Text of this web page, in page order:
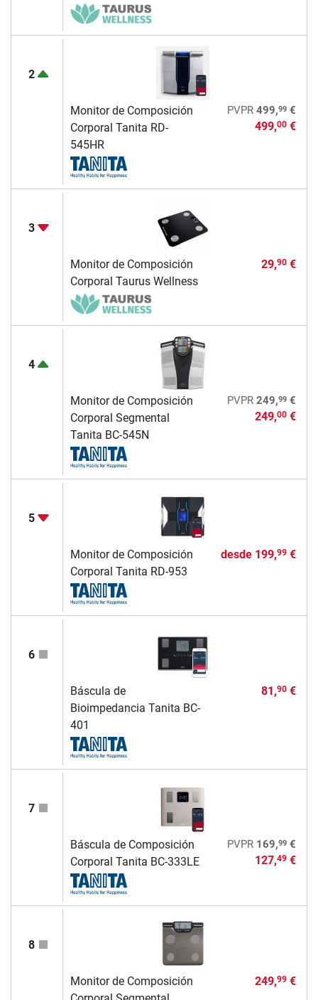
2
Monitor de Composición
Corporal Tanita RD-
545HR
PVPR 499,99€
499,00€
3
Monitor de Composición
Corporal Taurus Wellness
29,90€
4
Monitor de Composición
Corporal Segmental
Tanita BC-545N
PVPR 249,99€
249,00€
5
Monitor de Composición
Corporal Tanita RD-953
desde 199,99€
6
Báscula de
Bioimpedancia Tanita BC-
401
81,90€
7
Báscula de Composición
Corporal Tanita BC-333LE
PVPR 169,99€
127,49€
8
Monitor de Composición
249,99€